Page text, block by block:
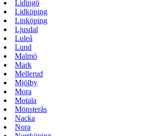
Lidingö
Lidköping
Linköping
Ljusdal
Luleå
Lund
Malmö
Mark
Mellerud
Mjölby
Mora
Motala
Mönsterås
Nacka
Nora